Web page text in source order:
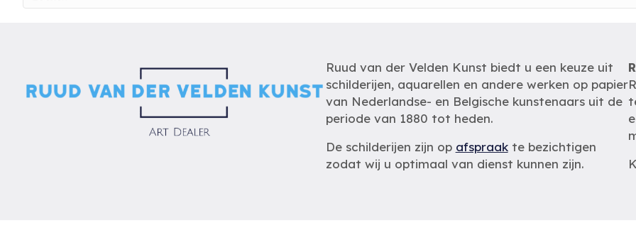
Ruud van der Velden Kunst biedt u een keuze uit
schilderijen, aquarellen en andere werken op papier
van Nederlandse- en Belgische kunstenaars uit de
periode van 1880 tot heden.
De schilderijen zijn op afspraakte bezichtigen
zodat wij u optimaal van dienst kunnen zijn.